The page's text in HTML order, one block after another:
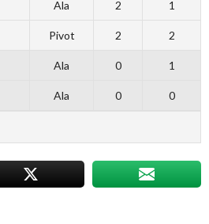
Ala 2 1
Pivot 2 2
Ala 0 1
Ala 0 0